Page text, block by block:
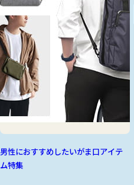
男性におすすめしたいがま口アイテ
ム特集